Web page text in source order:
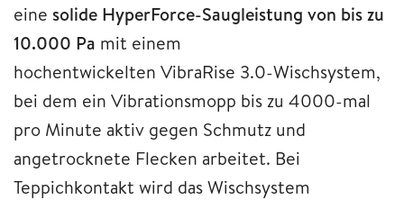
eine solide HyperForce-Saugleistung von bis zu
10.000 Pa mit einem
hochentwickelten VibraRise 3.0-Wischsystem,
bei dem ein Vibrationsmopp bis zu 4000-mal
pro Minute aktiv gegen Schmutz und
angetrocknete Flecken arbeitet. Bei
Teppichkontakt wird das Wischsystem